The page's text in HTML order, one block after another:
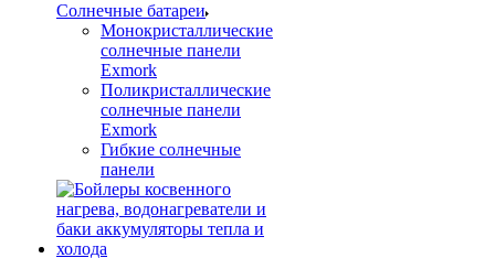
Солнечные батареи
Монокристаллические
солнечные панели
Exmork
Поликристаллические
солнечные панели
Exmork
Гибкие солнечные
панели